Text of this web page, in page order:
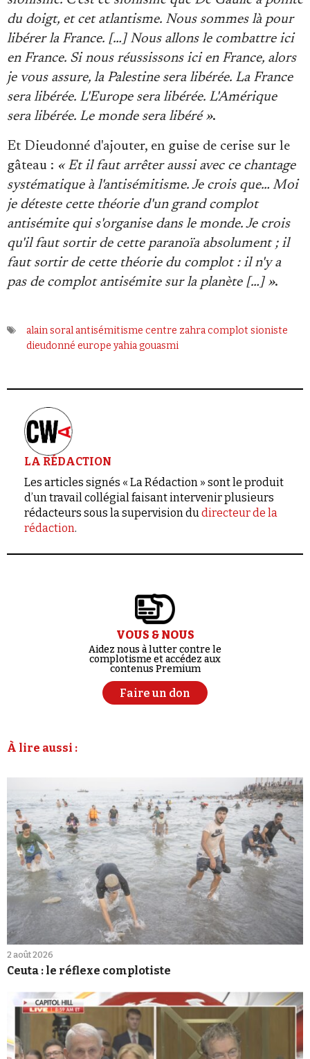
du doigt, et cet atlantisme. Nous sommes là pour
libérer la France. […] Nous allons le combattre ici
en France. Si nous réussissons ici en France, alors
je vous assure, la Palestine sera libérée. La France
sera libérée. L'Europe sera libérée. L'Amérique
sera libérée. Le monde sera libéré ».
Et Dieudonné d'ajouter, en guise de cerise sur le
gâteau : « Et il faut arrêter aussi avec ce chantage
systématique à l'antisémitisme. Je crois que… Moi
je déteste cette théorie d'un grand complot
antisémite qui s'organise dans le monde. Je crois
qu'il faut sortir de cette paranoïa absolument ; il
faut sortir de cette théorie du complot : il n'y a
pas de complot antisémite sur la planète […] ».
alain soral antisémitisme centre zahracomplot sioniste
dieudonné europe yahia gouasmi
LA RÉDACTION
Les articles signés « La Rédaction » sont le produit
d’un travail collégial faisant intervenir plusieurs
rédacteurs sous la supervision dudirecteur de la
rédaction.
VOUS & NOUS
Aidez nous à lutter contre le
complotisme et accédez aux
contenus Premium
Faire un don
À lire aussi :
2 août 2026
Ceuta : le réflexe complotiste